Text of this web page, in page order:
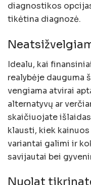
diagnostikos
tikėtina diagnozė.
Idealu, kai
realybėje dauguma
vengiama atvirai
alternatyvų ar
skaičiuojate
klausti, kiek
variantai galimi ir
savijautai bei
Nuolat